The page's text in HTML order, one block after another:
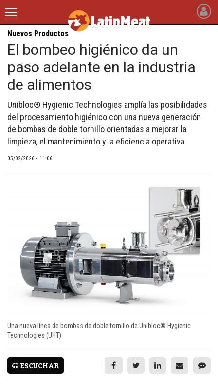
latinmeat
INICIO
NOTICIAS RECIENTES
QUIÉNES SOMOS
BLOGS
ARTÍCULOS
CARNES CON VALOR AGREGADO
NOTICIAS
NUEVOS PRODUCTOS
EVENTOS Y CAPACITACIONES
MARKETPLACE
DIRECTORIO
MEDIA KIT
ENGLISH
ESPAÑOL
Nuevos Productos
El bombeo higiénico da un
paso adelante en la industria
de alimentos
Unibloc® Hygienic Technologies amplía las posibilidades
del procesamiento higiénico con una nueva generación
de bombas de doble tornillo orientadas a mejorar la
limpieza, el mantenimiento y la eficiencia operativa.
05/02/2026 • 11:06
Una nueva línea de bombas de doble tornillo de Unibloc® Hygienic
Technologies (UHT)
ESCUCHAR